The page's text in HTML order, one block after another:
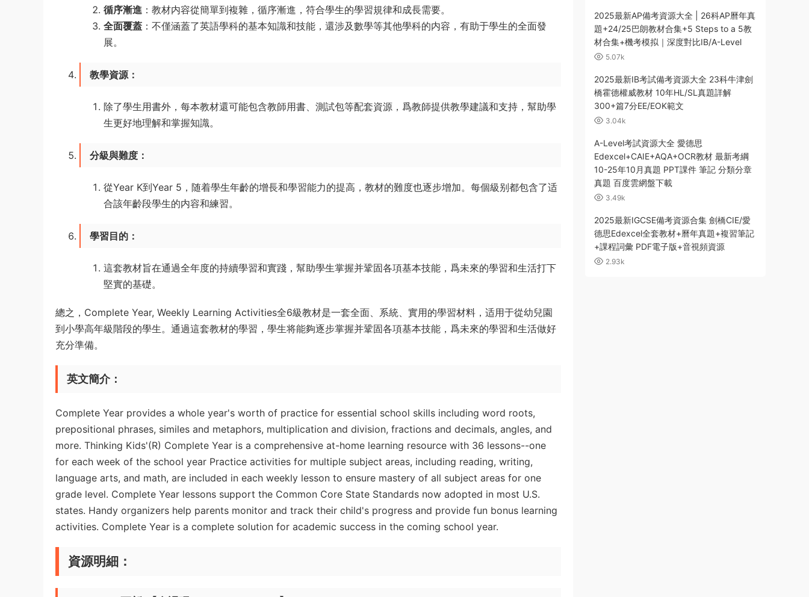
循序漸進 ：教材内容從簡單到複雜，循序漸進，符合學生的學習規律和成長需要。
全面覆蓋 ：不僅涵蓋了英語學科的基本知識和技能，還涉及數學等其他學科的内容，有助于學生的全面發
展。
教學資源：
除了學生用書外，每本教材還可能包含教師用書、測試包等配套資源，爲教師提供教學建議和支持，幫助學
生更好地理解和掌握知識。
分級與難度 ：
從Year K到Year 5，随着學生年齡的增長和學習能力的提高，教材的難度也逐步增加。每個級别都包含了适
合該年齡段學生的内容和練習。
學習目的 ：
這套教材旨在通過全年度的持續學習和實踐，幫助學生掌握并鞏固各項基本技能，爲未來的學習和生活打下
堅實的基礎。
總之，Complete Year, Weekly Learning Activities全6級教材是一套全面、系統、實用的學習材料，适用于從幼兒園
到小學高年級階段的學生。通過這套教材的學習，學生将能夠逐步掌握并鞏固各項基本技能，爲未來的學習和生活做好
充分準備。
英文簡介：
Complete Year provides a whole year's worth of practice for essential school skills including word roots,
prepositional phrases, similes and metaphors, multiplication and division, fractions and decimals, angles, and
more. Thinking Kids'(R) Complete Year is a comprehensive at-home learning resource with 36 lessons--one
for each week of the school year Practice activities for multiple subject areas, including reading, writing,
language arts, and math, are included in each weekly lesson to ensure mastery of all subject areas for one
grade level. Complete Year lessons support the Common Core State Standards now adopted in most U.S.
states. Handy organizers help parents monitor and track their child's progress and provide fun bonus learning
activities. Complete Year is a complete solution for academic success in the coming school year.
資源明細：
2025最新AP備考資源大全 | 26科AP曆年真
題+24/25巴朗教材合集+5 Steps to a 5教
材合集+機考模拟｜深度對比IB/A-Level
5.07k
2025最新IB考試備考資源大全 23科牛津劍
橋霍德權威教材 10年HL/SL真題詳解
300+篇7分EE/EOK範文
3.04k
A-Level考試資源大全 愛德思
Edexcel+CAIE+AQA+OCR教材 最新考綱
10-25年10月真題 PPT課件 筆記 分類分章
真題 百度雲網盤下載
3.49k
2025最新IGCSE備考資源合集 劍橋CIE/愛
德思Edexcel全套教材+曆年真題+複習筆記
+課程詞彙 PDF電子版+音視頻資源
2.93k